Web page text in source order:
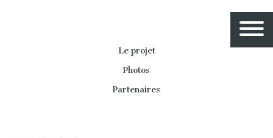
Le projet
Photos
Partenaires